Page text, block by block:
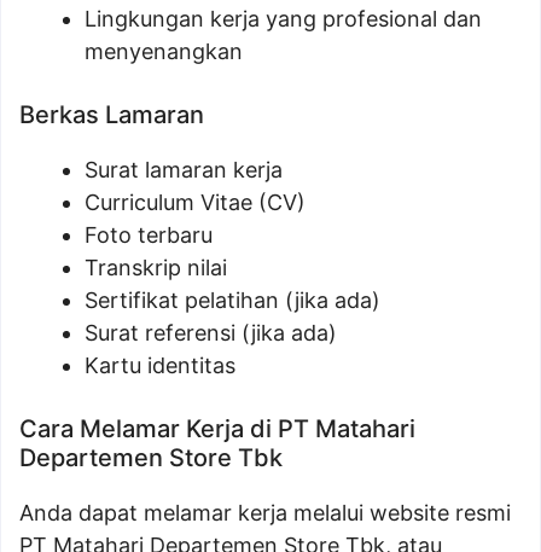
Lingkungan kerja yang profesional dan
menyenangkan
Berkas Lamaran
Surat lamaran kerja
Curriculum Vitae (CV)
Foto terbaru
Transkrip nilai
Sertifikat pelatihan (jika ada)
Surat referensi (jika ada)
Kartu identitas
Cara Melamar Kerja di PT Matahari
Departemen Store Tbk
Anda dapat melamar kerja melalui website resmi
PT Matahari Departemen Store Tbk, atau